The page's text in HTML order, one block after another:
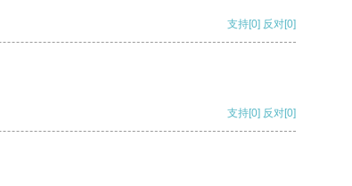
支持[0] 反对[0]
支持[0] 反对[0]